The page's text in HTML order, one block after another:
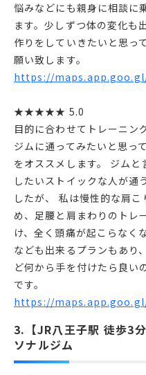
悩みなどにも親身に相談に
ます。少しずつ体の変化も
作りをしていきたいと思っ
願い致します。
https://maps.app.goo.gl/
★★★★★ 5.0
目的に合わせてトレーニン
ジムに通ってみたいと思っ
をオススメします。 ジム
したいストイックな人が通
したが、 私は慢性的な肩
め、足腰と肩まわりのトレ
け、全く頭痛が起こらなく
なども出来るプランもあり
ど何から手を付けたら良い
です。
https://maps.app.goo.gl/
3.【JR八王子駅 徒歩3
ソナルジム